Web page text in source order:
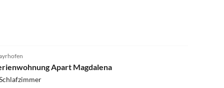
Apart Magdalena